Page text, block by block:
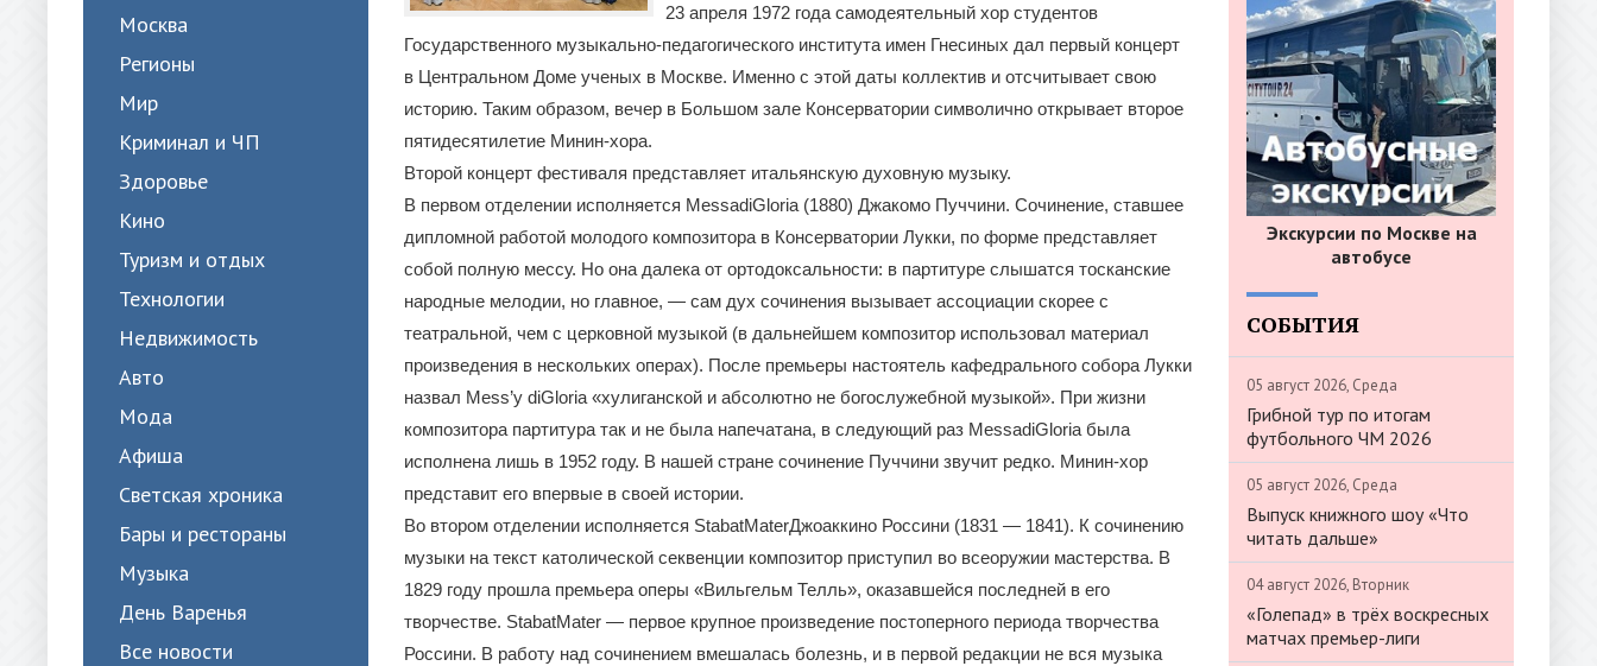
Москва
Регионы
Мир
Криминал и ЧП
Здоровье
Кино
Туризм и отдых
Технологии
Недвижимость
Авто
Мода
Афиша
Светская хроника
Бары и рестораны
Музыка
День Варенья
Все новости
23 апреля 1972 года самодеятельный хор студентов
Государственного музыкально-педагогического института имен Гнесиных дал первый концерт
в Центральном Доме ученых в Москве. Именно с этой даты коллектив и отсчитывает свою
историю. Таким образом, вечер в Большом зале Консерватории символично открывает второе
пятидесятилетие Минин-хора.
Второй концерт фестиваля представляет итальянскую духовную музыку.
В первом отделении исполняется MessadiGloria (1880) Джакомо Пуччини. Сочинение, ставшее
дипломной работой молодого композитора в Консерватории Лукки, по форме представляет
собой полную мессу. Но она далека от ортодоксальности: в партитуре слышатся тосканские
народные мелодии, но главное, — сам дух сочинения вызывает ассоциации скорее с
театральной, чем с церковной музыкой (в дальнейшем композитор использовал материал
произведения в нескольких операх). После премьеры настоятель кафедрального собора Лукки
назвал Mess’у diGloria «хулиганской и абсолютно не богослужебной музыкой». При жизни
композитора партитура так и не была напечатана, в следующий раз MessadiGloria была
исполнена лишь в 1952 году. В нашей стране сочинение Пуччини звучит редко. Минин-хор
представит его впервые в своей истории.
Во втором отделении исполняется StabatMaterДжоаккино Россини (1831 — 1841). К сочинению
музыки на текст католической секвенции композитор приступил во всеоружии мастерства. В
1829 году прошла премьера оперы «Вильгельм Телль», оказавшейся последней в его
творчестве. StabatMater — первое крупное произведение постоперного периода творчества
Россини. В работу над сочинением вмешалась болезнь, и в первой редакции не вся музыка
Экскурсии по Москве на
автобусе
СОБЫТИЯ
05 август 2026, Среда
Грибной тур по итогам
футбольного ЧМ 2026
05 август 2026, Среда
Выпуск книжного шоу «Что
читать дальше»
04 август 2026, Вторник
«Голепад» в трёх воскресных
матчах премьер-лиги